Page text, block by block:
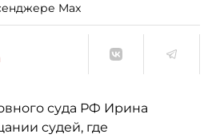
Max
суда РФ Ирина
судей, где